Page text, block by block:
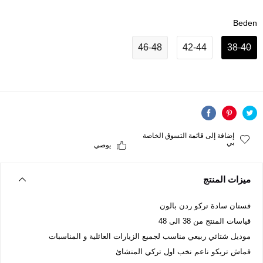
Beden
38-40
42-44
46-48
إضافة إلى قائمة التسوق الخاصة
بي
يوصي
ميزات المنتج
فستان سادة تركو ردن بالون
قياسات المنتج من 38 الى 48
موديل شتائي ربيعي مناسب لجميع الزيارات العائلية و المناسبات
قماش تريكو ناعم نخب اول تركي المنشائ